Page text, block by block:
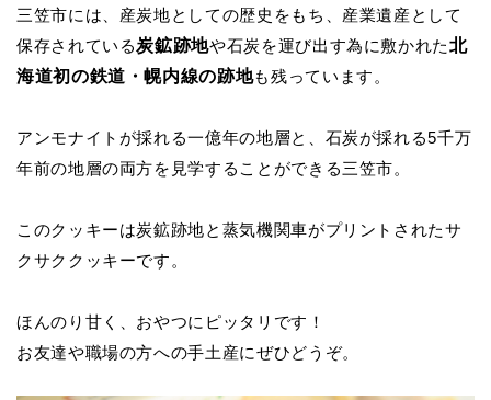
三笠市には、産炭地としての歴史をもち、産業遺産として
保存されている炭鉱跡地や石炭を運び出す為に敷かれた北
海道初の鉄道・幌内線の跡地も残っています。
アンモナイトが採れる一億年の地層と、石炭が採れる5千万
年前の地層の両方を見学することができる三笠市。
このクッキーは炭鉱跡地と蒸気機関車がプリントされたサ
クサククッキーです。
ほんのり甘く、おやつにピッタリです！
お友達や職場の方への手土産にぜひどうぞ。